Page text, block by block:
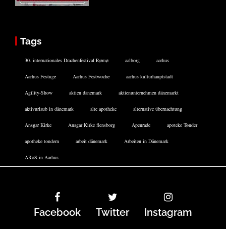
Tags
30. internationales Drachenfestival Rømø aalborg aarhus
Aarhus Festuge Aarhus Festwoche aarhus kulturhauptstadt
Agility-Show aktien dänemark aktienunternehmen dänemarkt
aktivurlaub in dänemark alte apotheke alternative übernachtung
Ansgar Kirke Ansgar Kirke flensborg Apenrade apoteke Tønder
apotheke tondern arbeit dänemark Arbeiten in Dänemark
ARoS in Aarhus
Facebook Twitter Instagram